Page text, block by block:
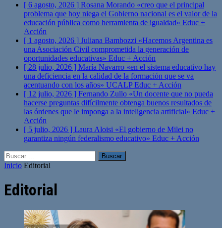
[ 6 agosto, 2026 ] Rosana Morando «creo que el principal
problema que hoy niega el Gobierno nacional es el valor de la
educación pública como herramienta de igualdad» Educ +
Acción
[ 1 agosto, 2026 ] Juliana Bambozzi «Hacemos Argentina es
una Asociación Civil comprometida la generación de
oportunidades educativas» Educ + Acción
[ 28 julio, 2026 ] María Navarro «en el sistema educativo hay
una deficiencia en la calidad de la formación que se va
acentuando con los años» UCALPEduc + Acción
[ 12 julio, 2026 ] Fernando Zullo «Un docente que no pueda
hacerse preguntas difícilmente obtenga buenos resultados de
las órdenes que le imponga a la inteligencia artificial» Educ +
Acción
[ 5 julio, 2026 ] Laura Aloisi «El gobierno de Milei no
garantiza ningún federalismo educativo» Educ + Acción
Buscar:
Inicio Editorial
Editorial